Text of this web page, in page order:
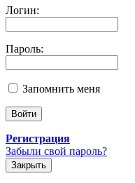
Логин:
Пароль:
Запомнить меня
Регистрация
Забыли свой пароль?
Закрыть